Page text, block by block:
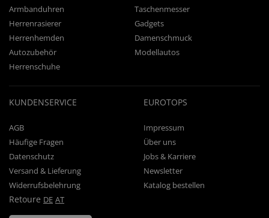
Armbanduhren
Taschenmesser
Herrenrasierer
Gadgets
Herrenhemden
Damenschmuck
Autozubehör
Modellautos
Herrenschuhe
KUNDENSERVICE
AGB
Häufige Fragen
Datenschutz
Versand & Lieferung
Widerrufsbelehrung
Retoure DE AT
EUROTOPS
Impressum
Über uns
Jobs & Karriere
Newsletter
Katalog bestellen